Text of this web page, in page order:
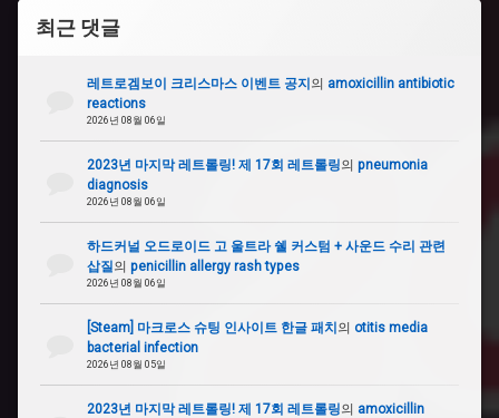
최근 댓글
레트로겜보이 크리스마스 이벤트 공지의 amoxicillin antibiotic
reactions
2026년 08월 06일
2023년 마지막 레트롤링! 제 17회 레트롤링의 pneumonia
diagnosis
2026년 08월 06일
하드커널 오드로이드 고 울트라 쉘 커스텀 + 사운드 수리 관련
삽질의 penicillin allergy rash types
2026년 08월 06일
[Steam] 마크로스 슈팅 인사이트 한글 패치의 otitis media
bacterial infection
2026년 08월 05일
2023년 마지막 레트롤링! 제 17회 레트롤링의 amoxicillin